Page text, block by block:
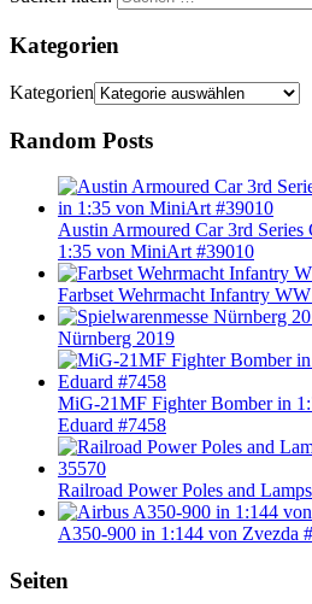
Kategorien
Kategorien
Random Posts
Austin Armoured Car 3rd Series
1:35 von MiniArt #39010
Farbset Wehrmacht Infantry
Nürnberg 2019
MiG-21MF Fighter Bomber in
Eduard #7458
Railroad Power Poles and
A350-900 in 1:144 von Zvezda
Seiten